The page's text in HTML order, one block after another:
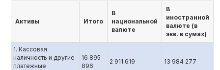
Активы Итого
В
национальной
валюте
В
иностранной
валюте (в
экв. в сумах)
1. Кассовая
наличность и другие
платежные
16 895
896
2 911 619 13 984 277